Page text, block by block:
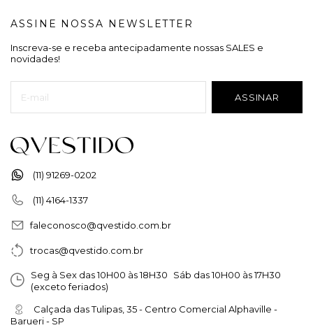
(11) 91269-0202
(11) 4164-1337
faleconosco@qvestido.com.br
trocas@qvestido.com.br
Seg à Sex das 10H00 às 18H30 Sáb das 10H00 às 17H30
(exceto feriados)
Calçada das Tulipas, 35 - Centro Comercial Alphaville -
Barueri - SP
ASSINE NOSSA NEWSLETTER
Inscreva-se e receba antecipadamente nossas SALES e
novidades!